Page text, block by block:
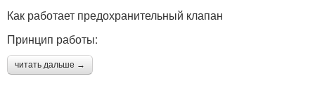
Как работает предохранительный клапан
Принцип работы:
читать дальше →